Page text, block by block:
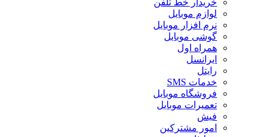
خریدار خط تلفن
لوازم موبایل
نرم افزار موبایل
گوشی موبایل
همراه اول
ایرانسل
رایتل
خدمات SMS
فروشگاه موبایل
تعمیرات موبایل
فیش
امور مشترکین